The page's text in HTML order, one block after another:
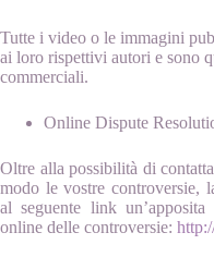
Tutte i video o le immagini
ai loro rispettivi autori e sono
commerciali.
Online Dispute
Oltre alla possibilità di
modo le vostre controversie,
al seguente link
online delle controversie: